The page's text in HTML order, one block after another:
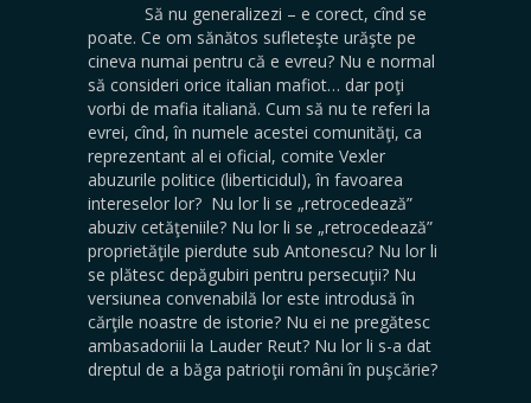
Să nu generalizezi – e corect, cînd se
poate. Ce om sănătos sufleteşte urăşte pe
cineva numai pentru că e evreu? Nu e normal
să consideri orice italian mafiot… dar poţi
vorbi de mafia italiană. Cum să nu te referi la
evrei, cînd, în numele acestei comunităţi, ca
reprezentant al ei oficial, comite Vexler
abuzurile politice (liberticidul), în favoarea
intereselor lor? Nu lor li se „retrocedează”
abuziv cetăţeniile? Nu lor li se „retrocedează”
proprietăţile pierdute sub Antonescu? Nu lor li
se plătesc depăgubiri pentru persecuţii? Nu
versiunea convenabilă lor este introdusă în
cărţile noastre de istorie? Nu ei ne pregătesc
ambasadoriii la Lauder Reut? Nu lor li s-a dat
dreptul de a băga patrioţii români în puşcărie?